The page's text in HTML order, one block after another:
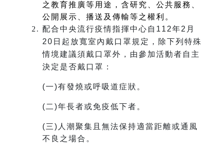
之教育推廣等用途，含研究、公共服務、
公開展示、播送及傳輸等之權利。
配合中央流行疫情指揮中心自112年2月
20日起放寬室內戴口罩規定，除下列特殊
情境建議須戴口罩外，由參加活動者自主
決定是否戴口罩：
(一)有發燒或呼吸道症狀。
( 二)年長者或免疫低下者。
(三)人潮聚集且無法保持適當距離或通風
不良之場合。